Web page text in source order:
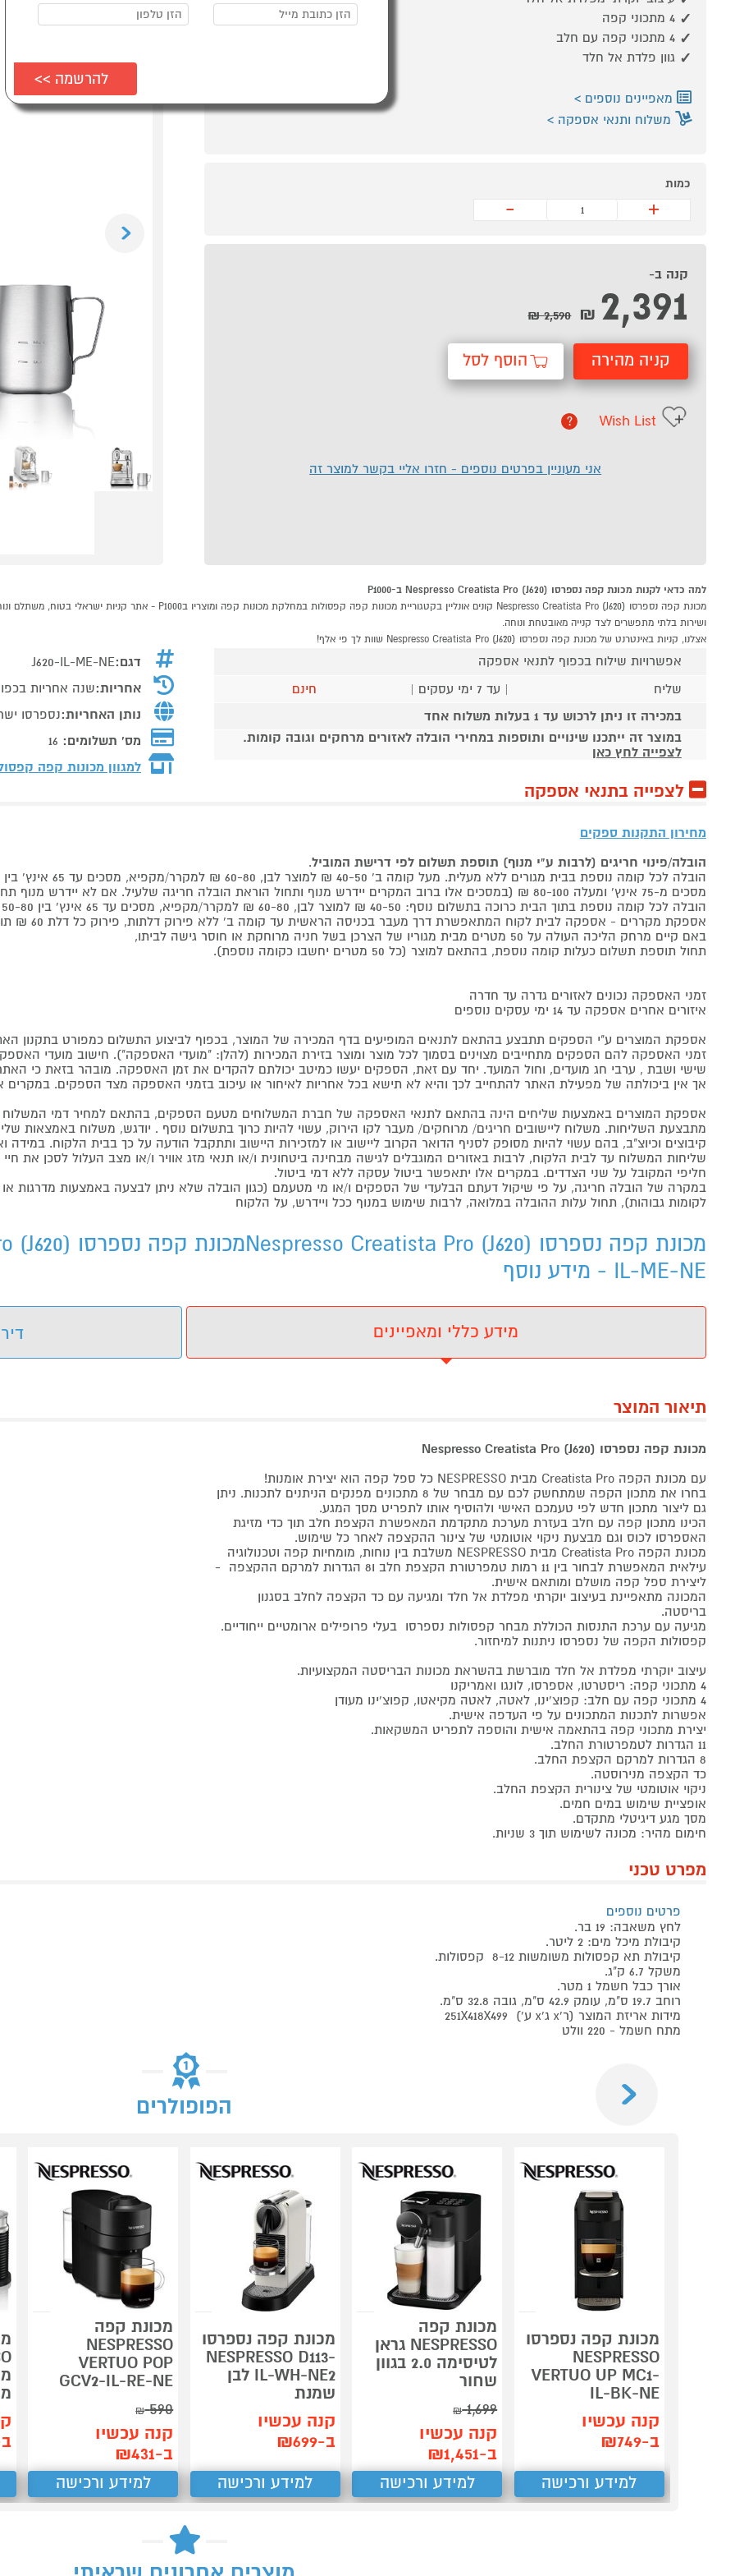
4 מתכוני קפה
4 מתכוני קפה עם חלב
גוון פלדת אל חלד
מאפיינים נוספים
משלוח ותנאי אספקה
כמות
+
-
קנה ב-
2,391
₪
2,590 ₪
קניה מהירה הוסף לסל
Wish List
?
אני מעוניין בפרטים נוספים - חזרו אליי בקשר למוצר זה
למה כדאי לקנות מכונת קפה נספרסו (J620) Nespresso Creatista Pro ב-P1000
ושירות בלתי מתפשרים לצד קנייה מאובטחת ונוחה.
אצלנו, קניות באינטרנט של מכונת קפה נספרסו (J620) Nespresso Creatista Pro שוות לך פי אלף!
אפשרויות שילוח בכפוף לתנאי אספקה
שליח
| עד 7 ימי עסקים |
חינם
במכירה זו ניתן לרכוש עד 1 בעלות משלוח אחד
במוצר זה ייתכנו שינויים ותוספות במחירי הובלה לאזורים מרחקים וגובה קומות.
לצפייה לחץ כאן
דגם:J620-IL-ME-NE
אחריות:שנה אחריות
נותן האחריות:נספרסו
מס' תשלומים: 16
למגוון מכונות קפה
לצפייה בתנאי אספקה
מחירון התקנות ספקים
הובלה/פינוי חריגים (לרבות ע"י מנוף) תוספת תשלום לפי דרישת המוביל.
הובלה לכל קומה נוספת בבית מגורים ללא מעלית. מעל קומה ב' 40-50 ₪ למוצר לבן, 60-80 ₪ למקרר/מקפיא, מסכים עד 65 אינץ' בין 50-80 ₪
מסכים מ-75 אינץ' ומעלה 80-100 ₪ (במסכים אלו ברוב המקרים יידרש מנוף ותחול הוראת הובלה חריגה שלעיל. אם לא יידרש מנוף תחול תוספת הקומות כבר מהקומה הראשונה)
הובלה לכל קומה נוספת בתוך הבית כרוכה בתשלום נוסף: 40-50 ₪ למוצר לבן, 60-80 ₪ למקרר/מקפיא, מסכים עד 65 אינץ' בין 50-80 ₪, מסכים מ-75 אינץ' ומעלה 80-100 ₪.
אספקת מקררים - אספקה לבית לקוח המתאפשרת דרך מעבר בכניסה הראשית עד קומה ב' ללא פירוק דלתות, פירוק כל דלת 60 ₪ תוספת למוביל בבית.
באם קיים מרחק הליכה העולה על 50 מטרים מבית מגוריו של הצרכן בשל חניה מרוחקת או חוסר גישה לביתו,
תחול תוספת תשלום כעלות קומה נוספת, בהתאם למוצר (כל 50 מטרים יחשבו כקומה נוספת).
זמני האספקה נכונים לאזורים גדרה עד חדרה
איזורים אחרים אספקה עד 14 ימי עסקים נוספים
אספקת המוצרים ע"י הספקים תתבצע בהתאם לתנאים המופיעים בדף המכירה של המוצר, בכפוף לביצוע התשלום כמפורט בתקנון
זמני האספקה להם הספקים מתחייבים מצוינים בסמוך לכל מוצר ומוצר בזירת המכירות (להלן: "מועדי האספקה"). חישוב מועדי
שישי ושבת , ערבי חג מועדים, וחול המועד. יחד עם זאת, הספקים יעשו כמיטב יכולתם להקדים את זמן האספקה. מובהר בזאת כי
אך אין ביכולתה של מפעילת האתר להתחייב לכך והיא לא תישא בכל אחריות לאיחור או עיכוב בזמני האספקה מצד הספקים. במקרים
אספקת המוצרים באמצעות שליחים הינה בהתאם לתנאי האספקה של חברת המשלוחים מטעם הספקים, בהתאם למחיר דמי המשלוח
מתבצעת השליחות. משלוח ליישובים חריגים/ מרוחקים/ מעבר לקו הירוק, עשוי להיות כרוך בתשלום נוסף . יודגש, משלוח באמצאות
קיבוצים וכיוצ"ב, בהם עשוי להיות מסופק לסניף הדואר הקרוב ליישוב או למזכירות היישוב ותתקבל הודעה על כך בבית הלקוח.
שליחות המשלוח עד לבית הלקוח, לרבות באזורים המוגבלים לגישה מבחינה ביטחונית ו/או תנאי מזג אוויר ו/או מצב העלול לסכן את
חליפי המקובל על שני הצדדים. במקרים אלו יתאפשר ביטול עסקה ללא דמי ביטול.
במקרה של הובלה חריגה, על פי שיקול דעתם הבלעדי של הספקים ו/או מי מטעמם (כגון הובלה שלא ניתן לבצעה באמצעות מדרגות
לקומות גבוהות), תחול עלות ההובלה במלואה, לרבות שימוש במנוף ככל ויידרש, על הלקוח
IL-ME-NE - מידע נוסף
מידע כללי ומאפיינים
תיאור המוצר
מכונת קפה נספרסו (J620) Nespresso Creatista Pro
עם מכונת הקפה Creatista Pro מבית NESPRESSO כל ספל קפה הוא יצירת אומנות!
בחרו את מתכון הקפה שמתחשק לכם עם מבחר של 8 מתכונים מפנקים הניתנים לתכנות. ניתן
גם ליצור מתכון חדש לפי טעמכם האישי ולהוסיף אותו לתפריט מסך המגע.
הכינו מתכון קפה עם חלב בעזרת מערכת מתקדמת המאפשרת הקצפת חלב תוך כדי מזיגת
האספרסו לכוס וגם מבצעת ניקוי אוטומטי של צינור ההקצפה לאחר כל שימוש.
מכונת הקפה Creatista Pro מבית NESPRESSO משלבת בין נוחות, מומחיות קפה וטכנולוגיה
עילאית המאפשרת לבחור בין 11 רמות טמפרטורת הקצפת חלב ו8 הגדרות למרקם ההקצפה -
ליצירת ספל קפה מושלם ומותאם אישית.
המכונה מתאפיינת בעיצוב יוקרתי מפלדת אל חלד ומגיעה עם כד הקצפה לחלב בסגנון
בריסטה.
מגיעה עם ערכת התנסות הכוללת מבחר קפסולות נספרסו בעלי פרופילים ארומטיים ייחודיים.
קפסולות הקפה של נספרסו ניתנות למיחזור.
עיצוב יוקרתי מפלדת אל חלד מוברשת בהשראת מכונות הבריסטה המקצועיות.
4 מתכוני קפה: ריסטרטו, אספרסו, לונגו ואמריקנו
4 מתכוני קפה עם חלב: קפוצ'ינו, לאטה, לאטה מקיאטו, קפוצ'ינו מעודן
אפשרות לתכנות המתכונים על פי העדפה אישית.
יצירת מתכוני קפה בהתאמה אישית והוספה לתפריט המשקאות.
11 הגדרות לטמפרטורת החלב.
8 הגדרות למרקם הקצפת החלב.
כד הקצפה מנירוסטה.
ניקוי אוטומטי של צינורית הקצפת החלב.
אופציית שימוש במים חמים.
מסך מגע דיגיטלי מתקדם.
חימום מהיר: מכונה לשימוש תוך 3 שניות.
מפרט טכני
פרטים נוספים
לחץ משאבה: 19 בר.
קיבולת מיכל מים: 2 ליטר.
קיבולת תא קפסולות משומשות 8-12 קפסולות.
משקל 6.7 ק"ג.
אורך כבל חשמל 1 מטר.
רוחב 19.7 ס"מ, עומק 42.9 ס"מ, גובה 32.8 ס"מ.
מידות אריזת המוצר (ר'x ג'x ע') 251X418X499
מתח חשמל - 220 וולט
הפופולרים
מכונת קפה נספרסו
NESPRESSO
VERTUO UP MC1-
IL-BK-NE
קנה עכשיו
ב-₪749
למידע ורכישה
מכונת קפה
NESPRESSO גראן
לטיסימה 2.0 בגוון
שחור
1,699
₪
קנה עכשיו
ב-₪1,451
למידע ורכישה
מכונת קפה נספרסו
NESPRESSO D113-
IL-WH-NE2 לבן
שמנת
קנה עכשיו
ב-₪699
למידע ורכישה
מכונת קפה
NESPRESSO
VERTUO POP
GCV2-IL-RE-NE
590
₪
קנה עכשיו
ב-₪431
למידע ורכישה
ב-